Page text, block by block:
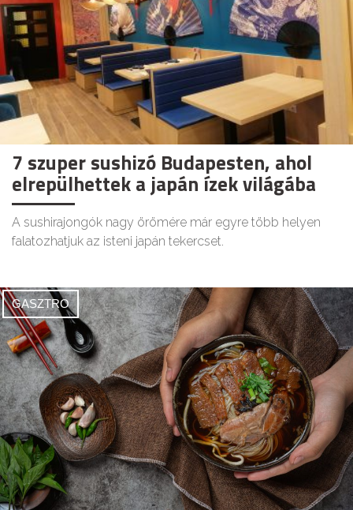
7 szuper sushizó Budapesten, ahol
elrepülhettek a japán ízek világába
A sushirajongók nagy örömére már egyre több helyen
falatozhatjuk az isteni japán tekercset.
GASZTRO